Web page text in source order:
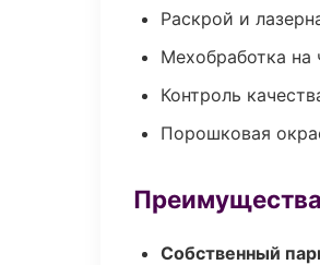
Раскрой и
Мехобработка на
Контроль
Порошковая
Собственный